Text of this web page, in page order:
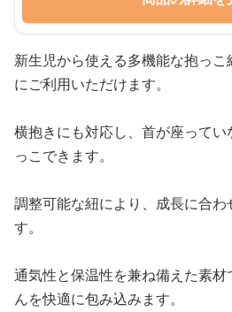
新生児から使える多機能な抱っ
にご利用いただけます。
横抱きにも対応し、首が座って
っこできます。
調整可能な紐により、成長に合
す。
通気性と保温性を兼ね備えた素
んを快適に包み込みます。